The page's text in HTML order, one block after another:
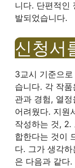
니다. 단편적인
발되었습니다.
신청서
3교시 기준으
습니다. 각 작
관과 경험, 열
어려웠다. 지원
작성하는 것, 2.
합한다는 것이
다. 그가 생각
은 다음과 같다